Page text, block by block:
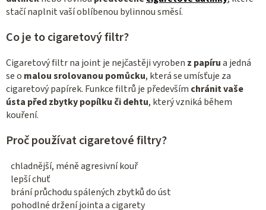
stačí naplnit vaší oblíbenou bylinnou směsí.
Co je to cigaretový filtr?
Cigaretový filtr na joint je nejčastěji vyroben z papírua jedná
se o malou srolovanou pomůcku, která se umísťuje za
cigaretový papírek. Funkce filtrů je především chránit vaše
ústa před zbytky popílku či dehtu, který vzniká během
kouření.
Proč používat cigaretové filtry?
chladnější, méně agresivní kouř
lepší chuť
brání průchodu spálených zbytků do úst
pohodlné držení jointa a cigarety